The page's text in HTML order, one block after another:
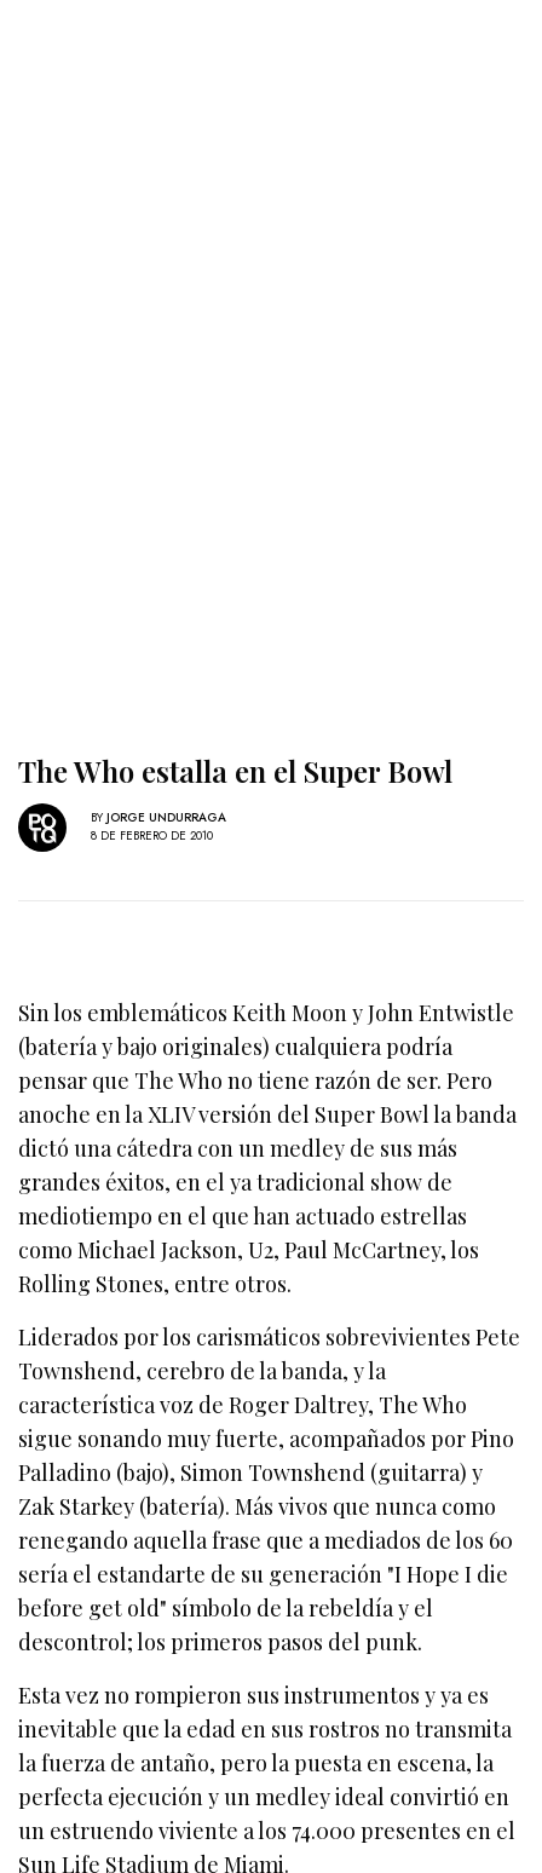
The Who estalla en el Super Bowl
BY JORGE UNDURRAGA
8 DE FEBRERO DE 2010
Sin los emblemáticos Keith Moon y John Entwistle
(batería y bajo originales) cualquiera podría
pensar que The Who no tiene razón de ser. Pero
anoche en la XLIV versión del Super Bowl la banda
dictó una cátedra con un medley de sus más
grandes éxitos, en el ya tradicional show de
mediotiempo en el que han actuado estrellas
como Michael Jackson, U2, Paul McCartney, los
Rolling Stones, entre otros.
Liderados por los carismáticos sobrevivientes Pete
Townshend, cerebro de la banda, y la
característica voz de Roger Daltrey, The Who
sigue sonando muy fuerte, acompañados por Pino
Palladino (bajo), Simon Townshend (guitarra) y
Zak Starkey (batería). Más vivos que nunca como
renegando aquella frase que a mediados de los 60
sería el estandarte de su generación "I Hope I die
before get old" símbolo de la rebeldía y el
descontrol; los primeros pasos del punk.
Esta vez no rompieron sus instrumentos y ya es
inevitable que la edad en sus rostros no transmita
la fuerza de antaño, pero la puesta en escena, la
perfecta ejecución y un medley ideal convirtió en
un estruendo viviente a los 74.000 presentes en el
Sun Life Stadium de Miami.